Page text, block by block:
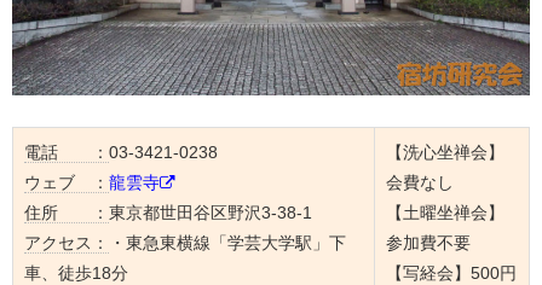
電話 ： 03-3421-0238
ウェブ ： 龍雲寺
住所 ： 東京都世田谷区野沢3-38-1
アクセス：
・東急東横線「学芸大学駅」下
車、徒歩18分
【洗心坐禅会】
会費なし
【土曜坐禅会】
参加費不要
【写経会】500円